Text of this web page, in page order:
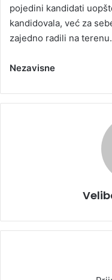
pojedini kandidati
kandidovala, već za
zajedno radili na terenu.
Nezavisne